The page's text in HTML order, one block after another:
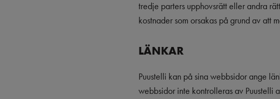
tredje parters upphovsrätt eller andra
kostnader som orsakas på grund av att
LÄNKAR
Puustelli kan på sina webbsidor ange
webbsidor inte kontrolleras av Puustelli